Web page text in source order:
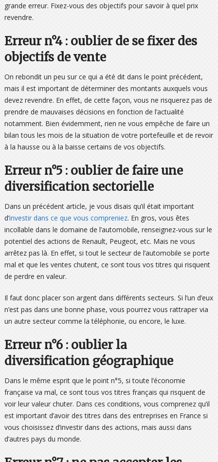
grande erreur. Fixez-vous des objectifs pour savoir à quel prix
revendre.
Erreur n°4 : oublier de se fixer des
objectifs de vente
On rebondit un peu sur ce qui a été dit dans le point précédent,
mais il est important de déterminer des montants auxquels vous
devez revendre. En effet, de cette façon, vous ne risquerez pas de
prendre de mauvaises décisions en fonction de l’actualité
notamment. Bien évidemment, rien ne vous empêche de faire un
bilan tous les mois de la situation de votre portefeuille et de revoir
à la hausse ou à la baisse certains de vos objectifs.
Erreur n°5 : oublier de faire une
diversification sectorielle
Dans un précédent article, je vous disais qu’il était important
d’investir dans ce que vous compreniez. En gros, vous êtes
incollable dans le domaine de l’automobile, renseignez-vous sur le
potentiel des actions de Renault, Peugeot, etc. Mais ne vous
arrêtez pas là. En effet, si tout le secteur de l’automobile se porte
mal et que les ventes chutent, ce sont tous vos titres qui risquent
de perdre en valeur.
Il faut donc placer son argent dans différents secteurs. Si l’un d’eux
n’est pas dans une bonne phase, vous pourrez vous rattraper via
un autre secteur comme la téléphonie, ou encore, le luxe.
Erreur n°6 : oublier la
diversification géographique
Dans le même esprit que le point n°5, si toute l’économie
française va mal, ce sont tous vos titres français qui risquent de
voir leur valeur chuter. Dans ces conditions, vous comprenez qu’il
est important d’avoir des titres dans des entreprises en France si
vous choisissez d’investir dans des actions, mais aussi dans
d’autres pays du monde.